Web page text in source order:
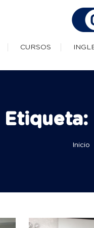
CURSOS
Etiqueta:
Inicio